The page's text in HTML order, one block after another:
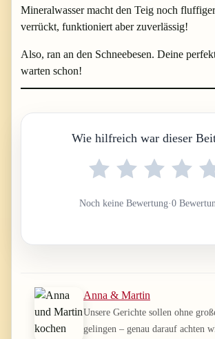
Mineralwasser macht den Teig noch
verrückt, funktioniert aber zuverlässig!
Also, ran an den Schneebesen. Deine
warten schon!
Wie hilfreich war dieser
Noch keine Bewertung·0
Anna & Martin
Unsere Gerichte sollen ohne
gelingen – genau darauf achten